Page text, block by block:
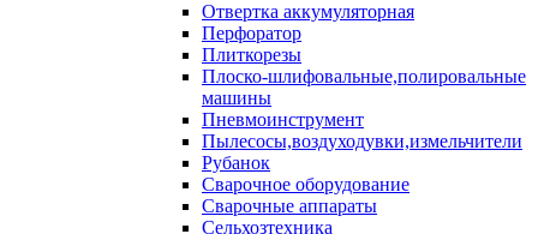
Отвертка аккумуляторная
Перфоратор
Плиткорезы
Плоско-шлифовальные,полировальные
машины
Пневмоинструмент
Пылесосы,воздуходувки,измельчители
Рубанок
Сварочное оборудование
Сварочные аппараты
Сельхозтехника